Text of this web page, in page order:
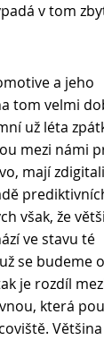
v tom
a jeho
tom velmi
už léta
mezi námi
mají
však, že
ve stavu té
se budeme
je rozdíl
která